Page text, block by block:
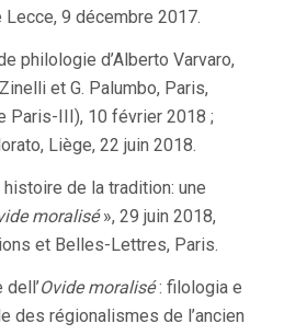
Lecce, 9 décembre 2017.
philologie d’Alberto Varvaro,
et G. Palumbo, Paris,
Paris-III), 10 février 2018 ;
Liège, 22 juin 2018.
de la tradition: une
moralisé», 29 juin 2018,
et Belles-Lettres, Paris.
dell’Ovide moralisé: filologia e
des régionalismes de l’ancien